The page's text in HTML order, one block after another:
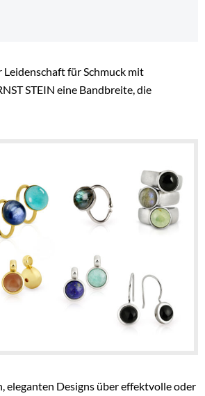
für Schmuck mit
STEIN eine Bandbreite, die
eleganten Designs über effektvolle oder